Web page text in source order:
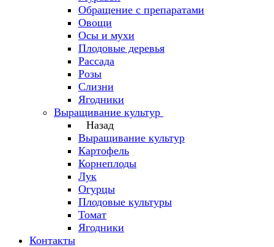
Обращение с препаратами
Овощи
Осы и мухи
Плодовые деревья
Рассада
Розы
Слизни
Ягодники
Выращивание культур
Назад
Выращивание культур
Картофель
Корнеплоды
Лук
Огурцы
Плодовые культуры
Томат
Ягодники
Контакты